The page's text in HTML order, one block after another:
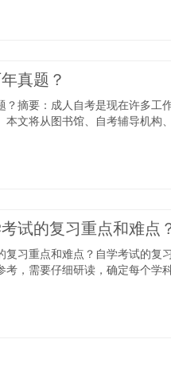
真题？
？摘要：成人自考是现在许多工
本文将从图书馆、自考辅导机构
试的复习重点和难点
复习重点和难点？自学考试的复
考，需要仔细研读，确定每个学